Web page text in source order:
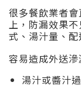
很多餐飲業者
上，防漏效果
式、湯汁量、
容易造成外送滲
湯汁或醬汁